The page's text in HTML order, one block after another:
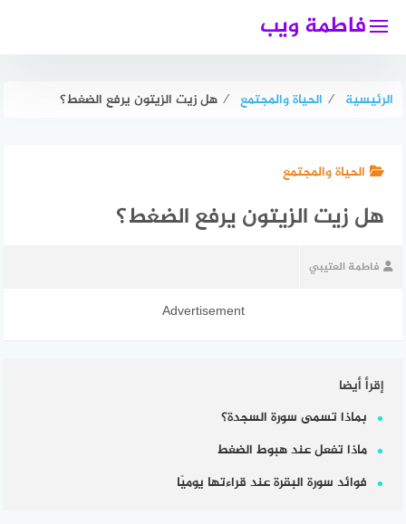
فاطمة ويب
الرئيسية ⁄ الحياة والمجتمع ⁄ هل زيت الزيتون يرفع الضغط؟
الحياة والمجتمع
هل زيت الزيتون يرفع الضغط؟
فاطمة العتيبي
Advertisement
إقرأ أيضا
بماذا تسمى سورة السجدة؟
ماذا تفعل عند هبوط الضغط
فوائد سورة البقرة عند قراءتها يوميًا